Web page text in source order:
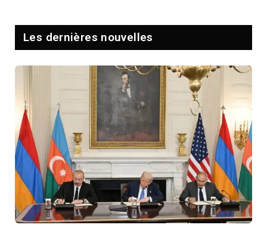
Les dernières nouvelles